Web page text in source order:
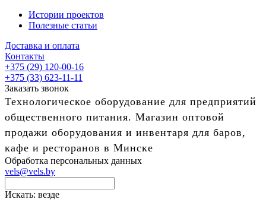
Истории проектов
Полезные статьи
Доставка и оплата
Контакты
+375 (29) 120-00-16
+375 (33) 623-11-11
Заказать звонок
Технологическое оборудование для предприятий
общественного питания. Магазин оптовой
продажи оборудования и инвентаря для баров,
кафе и ресторанов в Минске
Обработка персональных данных
vels@vels.by
Искать: везде